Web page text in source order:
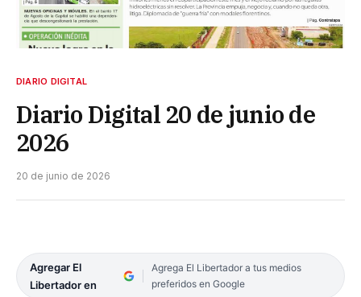
DIARIO DIGITAL
Diario Digital 20 de junio de
2026
20 de junio de 2026
Agregar El
Libertador en
Agrega El Libertador a tus medios
preferidos en Google